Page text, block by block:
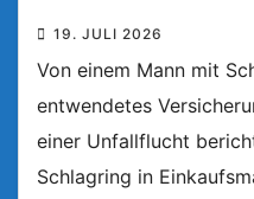
19. JULI 2026
Von einem Mann mit
entwendetes
einer Unfallflucht
Schlagring in